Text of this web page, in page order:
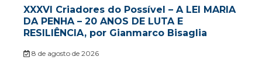
XXXVI Criadores do Possível – A LEI MARIA
DA PENHA – 20 ANOS DE LUTA E
RESILIÊNCIA, por Gianmarco Bisaglia
8 de agosto de 2026